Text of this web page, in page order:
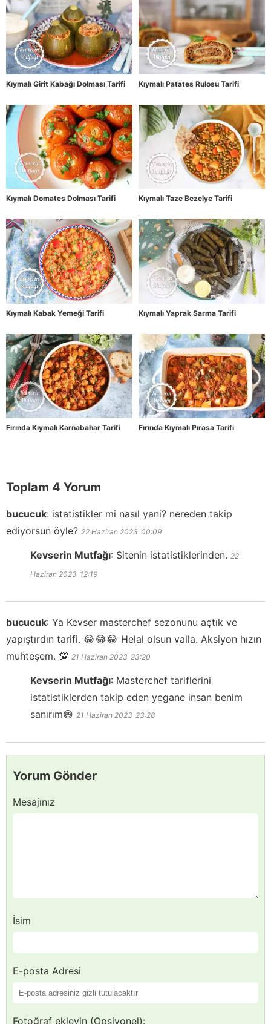
Kıymalı Girit Kabağı Dolması Tarifi Kıymalı Patates Rulosu Tarifi
Kıymalı Domates Dolması Tarifi Kıymalı Taze Bezelye Tarifi
Kıymalı Kabak Yemeği Tarifi Kıymalı Yaprak Sarma Tarifi
Fırında Kıymalı Karnabahar Tarifi Fırında Kıymalı Pırasa Tarifi
Toplam 4 Yorum
bucucuk: istatistikler mi nasıl yani? nereden takip
ediyorsun öyle? 22 Haziran 2023 00:09
Kevserin Mutfağı: Sitenin istatistiklerinden. 22
Haziran 2023 12:19
bucucuk: Ya Kevser masterchef sezonunu açtık ve
yapıştırdın tarifi. 😂😂😂 Helal olsun valla. Aksiyon hızın
muhteşem. 💯 21 Haziran 2023 23:20
Kevserin Mutfağı: Masterchef tariflerini
istatistiklerden takip eden yegane insan benim
sanırım😄 21 Haziran 2023 23:28
Yorum Gönder
Mesajınız
İsim
E-posta Adresi
Fotoğraf ekleyin (Opsiyonel):